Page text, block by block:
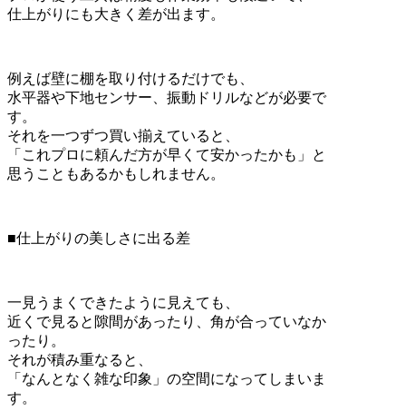
仕上がりにも大きく差が出ます。
例えば壁に棚を取り付けるだけでも、
水平器や下地センサー、振動ドリルなどが必要で
す。
それを一つずつ買い揃えていると、
「これプロに頼んだ方が早くて安かったかも」と
思うこともあるかもしれません。
■仕上がりの美しさに出る差
一見うまくできたように見えても、
近くで見ると隙間があったり、角が合っていなか
ったり。
それが積み重なると、
「なんとなく雑な印象」の空間になってしまいま
す。